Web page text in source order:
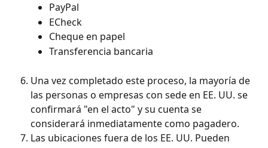
PayPal
ECheck
Cheque en papel
Transferencia bancaria
Una vez completado este proceso, la mayoría de
las personas o empresas con sede en EE. UU. se
confirmará "en el acto" y su cuenta se
considerará inmediatamente como pagadero.
Las ubicaciones fuera de los EE. UU. Pueden